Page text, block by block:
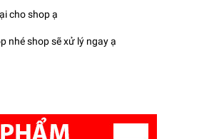
cho shop ạ
nhé shop sẽ xử lý ngay ạ